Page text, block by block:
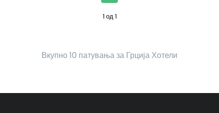
1 од 1
Вкупно 10 патувања за Грција Хотели